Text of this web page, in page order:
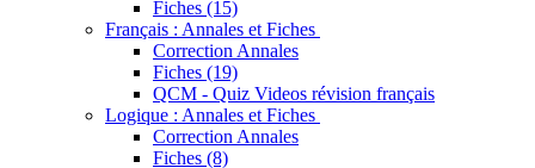
Fiches (15)
Français : Annales et Fiches
Correction Annales
Fiches (19)
QCM - Quiz Videos révision français
Logique : Annales et Fiches
Correction Annales
Fiches (8)